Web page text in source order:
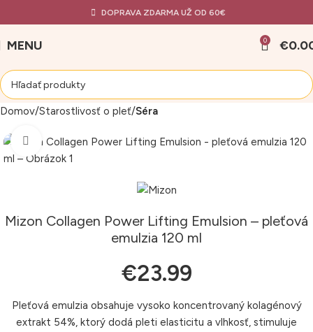
DOPRAVA ZDARMA UŽ OD 60€
MENU 0 €
Domov Starostlivosť o pleť Séra
Klikni pre zväčšenie
Mizon Collagen Power Lifting Emulsion – pleťová
emulzia 120 ml
€23.99
Pleťová emulzia obsahuje vysoko koncentrovaný kolagénový
extrakt 54%, ktorý dodá pleti elasticitu a vlhkosť, stimuluje